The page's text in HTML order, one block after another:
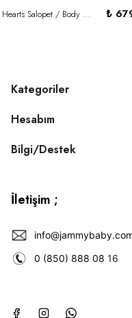
Hearts Salopet / Body Set-PEMBE ₺
Kategoriler
Hesabım
Bilgi/Destek
İletişim ;
0 (850) 888 08 16